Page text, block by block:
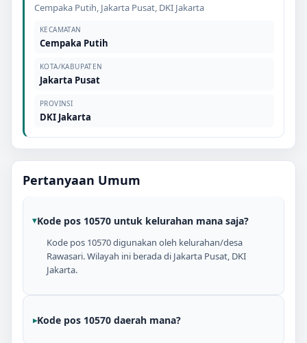
Cempaka Putih, Jakarta Pusat, DKI Jakarta
KECAMATAN
Cempaka Putih
KOTA/KABUPATEN
Jakarta Pusat
PROVINSI
DKI Jakarta
Pertanyaan Umum
Kode pos 10570 untuk kelurahan mana saja?
Kode pos 10570 digunakan oleh kelurahan/desa
Rawasari. Wilayah ini berada di Jakarta Pusat, DKI
Jakarta.
Kode pos 10570 daerah mana?